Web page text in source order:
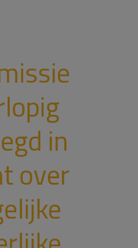
in
over